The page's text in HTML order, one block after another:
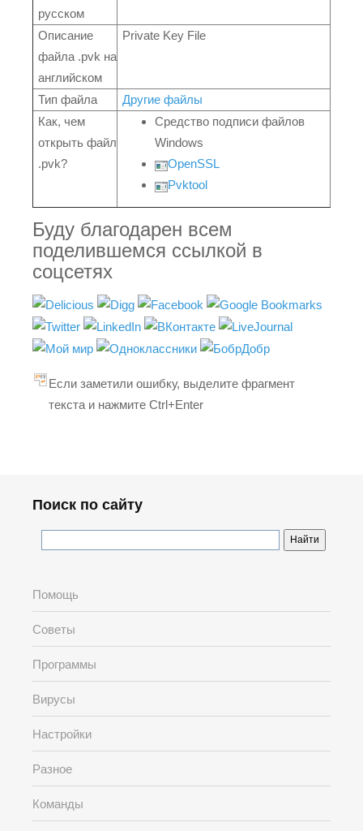
русском
Описание
файла .pvk на
английском
Private Key File
Тип файла
Другие файлы
Как, чем
открыть файл
.pvk?
Средство подписи файлов
Windows
OpenSSL
Pvktool
Буду благодарен всем
поделившемся ссылкой в
соцсетях
Если заметили ошибку, выделите фрагмент
текста и нажмите Ctrl+Enter
Поиск по сайту
Помощь
Советы
Программы
Вирусы
Настройки
Разное
Команды